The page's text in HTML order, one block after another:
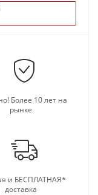
Более 10 лет на
рынке
и БЕСПЛАТНАЯ*
доставка